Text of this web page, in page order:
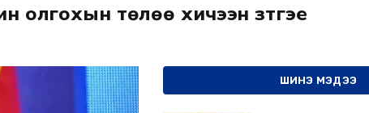
олгохын төлөө хичээн зүтгэе
ШИНЭ МЭДЭЭ